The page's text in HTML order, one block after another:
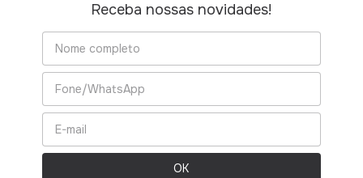
Receba nossas novidades!